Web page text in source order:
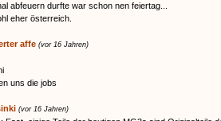
abfeuern durfte war schon nen feiertag...
eher österreich.
affe (vor 16 Jahren)
uns die jobs
(vor 16 Jahren)